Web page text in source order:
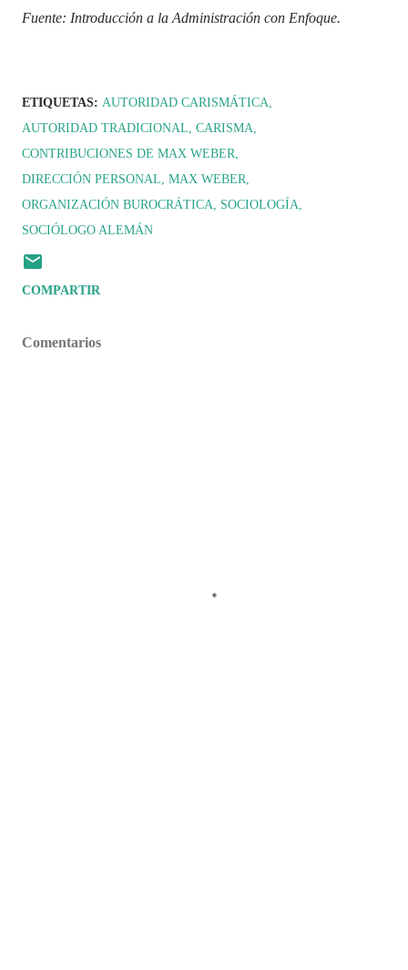
Fuente: Introducción a la Administración con Enfoque.
ETIQUETAS: AUTORIDAD CARISMÁTICA
AUTORIDAD TRADICIONAL CARISMA
CONTRIBUCIONES DE MAX WEBER
DIRECCIÓN PERSONAL MAX WEBER
ORGANIZACIÓN BUROCRÁTICA
SOCIOLOGÍA
SOCIÓLOGO ALEMÁN
COMPARTIR
Comentarios